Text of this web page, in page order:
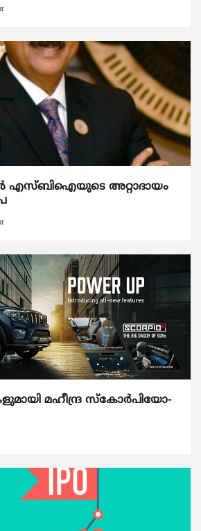
എസ്ബിഐയുടെ അറ്റാദായം
മഹീന്ദ്ര സ്കോർപിയോ-